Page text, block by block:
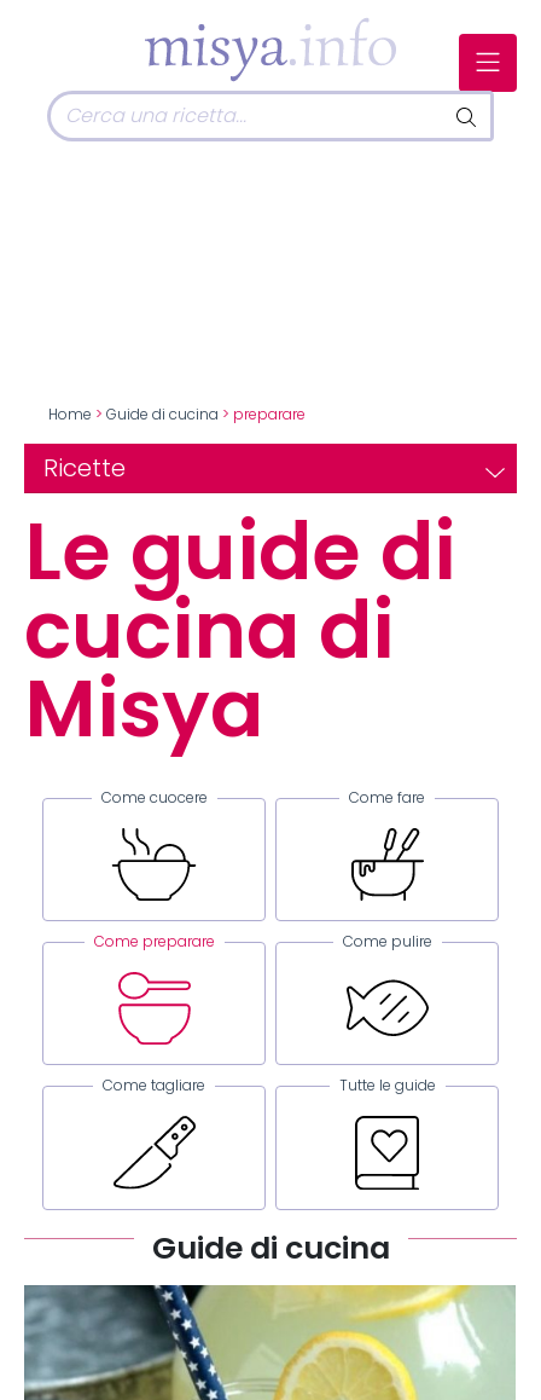
Home > Guide di cucina > preparare
Ricette
Le guide di
cucina di
Misya
Come cuocere Come fare
Come preparare Come pulire
Come tagliare Tutte le guide
Guide di cucina